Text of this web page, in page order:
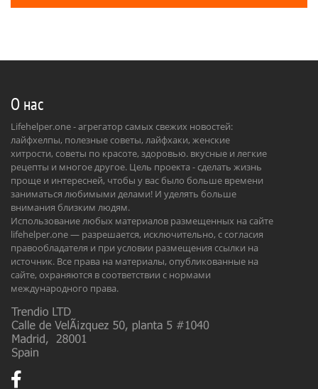
О нас
Lifehelper.one - агрегатор самых свежих новостей:
лайфхелпы, полезные советы, лайфхаки, женские
хитрости, советы по красоте, здоровью. вкусные и легкие
рецепты и многое другое. Цель проекта - сделать жизнь
проще и интересней, чтобы у вас было больше времени
заниматься любимыми делами! И уделять больше
внимания близким людям.
Использование любых материалов размещенных на сайте
lifehelper.one — разрешается, исключительно, с согласия
правообладателя и при условии размещения ссылки на
источник. Все права на материалы, опубликованные на
сайте, охраняются в соответствии с нормами
международного права.